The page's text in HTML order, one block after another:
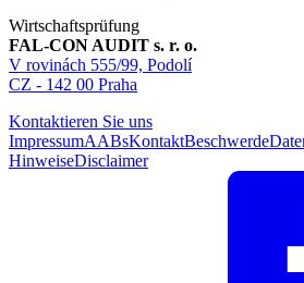
Wirtschaftsprüfung
FAL-CON AUDIT s. r. o.
V rovinách 555/99, Podolí
CZ - 142 00 Praha
Kontaktieren Sie uns
ImpressumAABsKontaktBeschwerde
HinweiseDisclaimer